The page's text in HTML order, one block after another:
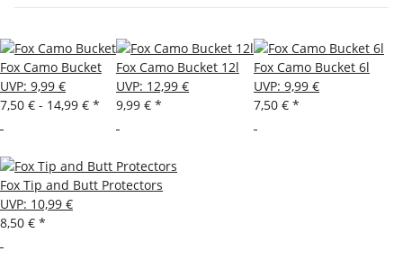
Fox Camo Bucket
UVP: 9,99 €
7,50 € - 14,99 € *
Fox Camo Bucket 12l
UVP: 12,99 €
9,99 € *
Fox Camo Bucket 6l
UVP: 9,99 €
7,50 € *
Fox Tip and Butt Protectors
UVP: 10,99 €
8,50 € *